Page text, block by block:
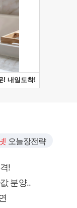
오늘장전략
!
분양..